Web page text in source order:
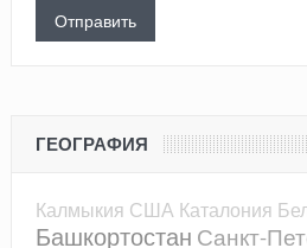
ГЕОГРАФИЯ
Калмыкия США Каталония
Башкортостан Санкт-